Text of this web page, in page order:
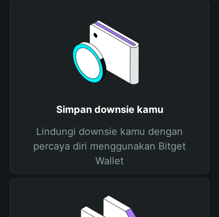
Simpan downsie kamu
Lindungi downsie kamu dengan
percaya diri menggunakan Bitget
Wallet